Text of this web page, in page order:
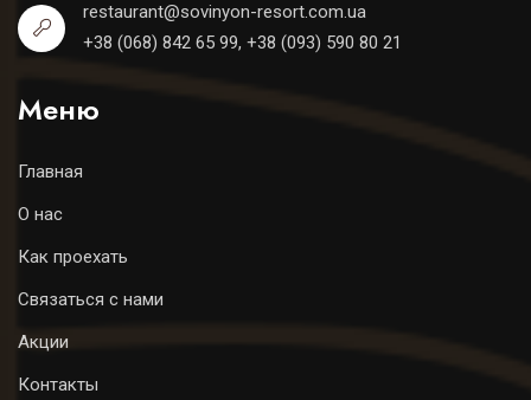
restaurant@sovinyon-resort.com.ua
+38 (068) 842 65 99, +38 (093) 590 80 21
Меню
Главная
О нас
Как проехать
Связаться с нами
Акции
Контакты